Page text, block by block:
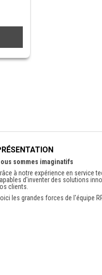
sommes imaginatifs
à notre expérience en service
d'inventer des solutions
clients.
les grandes forces de l'équipe